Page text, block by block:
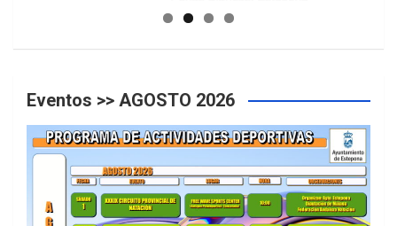
Eventos >> AGOSTO 2026